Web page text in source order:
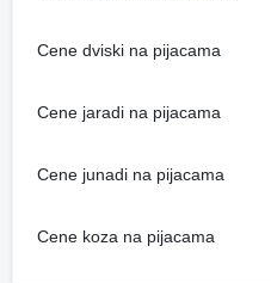
Cene dviski na pijacama
Cene jaradi na pijacama
Cene junadi na pijacama
Cene koza na pijacama